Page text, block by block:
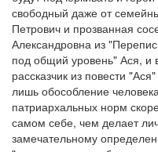
свободный даже от
Петрович и прозванная
Александровна из
под общий уровень" Ася, и
рассказчик из повести
лишь обособление
патриархальных норм
самом себе, чем делает
замечательному